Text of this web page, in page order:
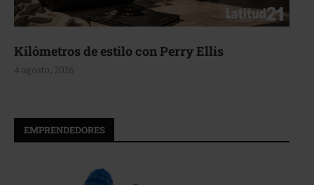
Kilómetros de estilo con Perry Ellis
4 agosto, 2026
EMPRENDEDORES